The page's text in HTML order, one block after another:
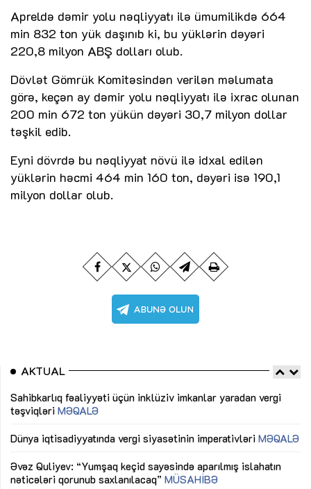
Apreldə dəmir yolu nəqliyyatı ilə ümumilikdə 664
min 832 ton yük daşınıb ki, bu yüklərin dəyəri
220,8 milyon ABŞ dolları olub.
Dövlət Gömrük Komitəsindən verilən məlumata
görə, keçən ay dəmir yolu nəqliyyatı ilə ixrac olunan
200 min 672 ton yükün dəyəri 30,7 milyon dollar
təşkil edib.
Eyni dövrdə bu nəqliyyat növü ilə idxal edilən
yüklərin həcmi 464 min 160 ton, dəyəri isə 190,1
milyon dollar olub.
AKTUAL
Sahibkarlıq fəaliyyəti üçün inklüziv imkanlar yaradan vergi
təşviqləri MƏQALƏ
Dünya iqtisadiyyatında vergi siyasətinin imperativləri MƏQALƏ
Əvəz Quliyev: “Yumşaq keçid sayəsində aparılmış islahatın
nəticələri qorunub saxlanılacaq” MÜSAHİBƏ